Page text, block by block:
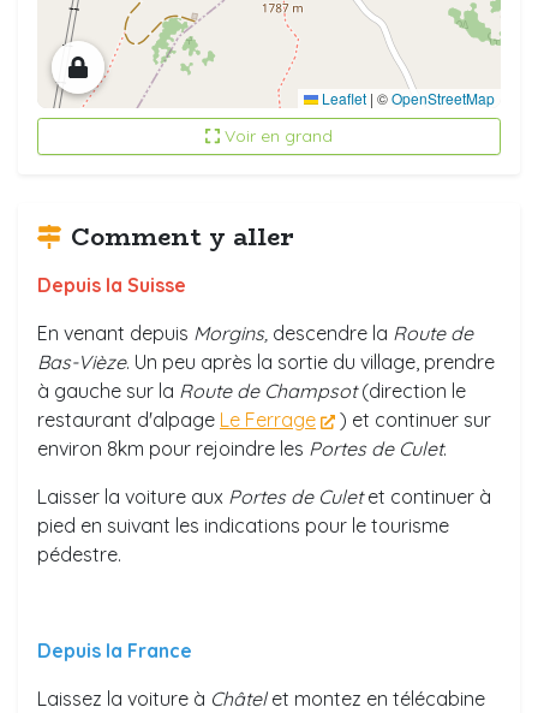
Leaflet | ©OpenStreetMap
Voir en grand
Comment y aller
Depuis la Suisse
En venant depuis Morgins, descendre la Route de
Bas-Vièze. Un peu après la sortie du village, prendre
à gauche sur la Route de Champsot(direction le
restaurant d'alpage Le Ferrage
) et continuer sur
environ 8km pour rejoindre les Portes de Culet.
Laisser la voiture aux Portes de Culetet continuer à
pied en suivant les indications pour le tourisme
pédestre.
Depuis la France
Laissez la voiture à Châtel et montez en télécabine